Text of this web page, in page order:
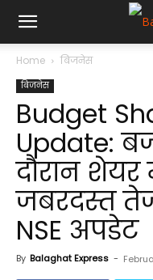
Home बिजनेस
बिजनेस
Budget
Update:
दौरान शेयर
जबरदस्त
NSE अपडेट
By Balaghat Express -